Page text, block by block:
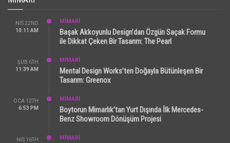
NIS 22ND
10:11 AM
MİMARİ
Başak Akkoyunlu Design’dan Özgün Saçak Formu
ile Dikkat Çeken Bir Tasarım: The Pearl
ŞUB 6TH
11:39 AM
MİMARİ
Mental Design Works’ten Doğayla Bütünleşen Bir
Tasarım: Greenox
OCA 12TH
6:53 PM
MİMARİ
Boytorun Mimarlık’tan Yurt Dışında İlk Mercedes-
Benz Showroom Dönüşüm Projesi
NIS 16TH
MİMARİ